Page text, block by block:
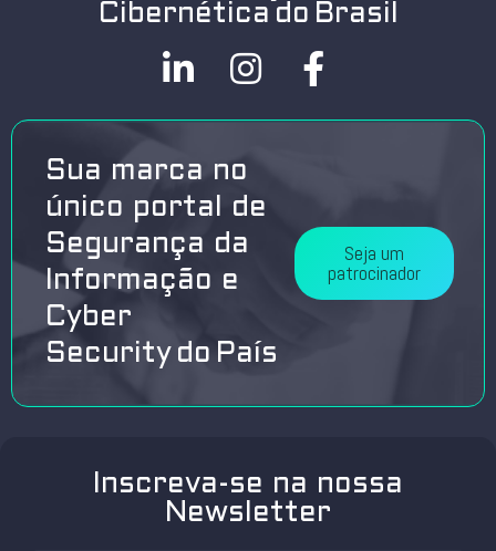
Cibernética do Brasil
Sua marca no
único portal de
Segurança da
Informação e
Cyber
Security do País
Seja um
patrocinador
Inscreva-se na nossa
Newsletter